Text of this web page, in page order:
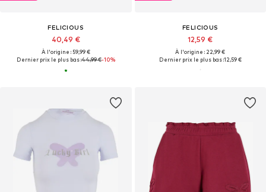
FELICIOUS
40,49 €
À l'origine : 59,99 €
Dernier prix le plus bas :44,99 €-10%
FELICIOUS
12,59 €
À l'origine : 22,99 €
Dernier prix le plus bas :12,59 €